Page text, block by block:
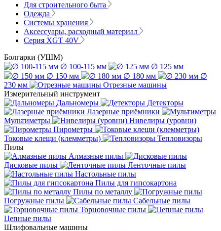
Для строительного быта
Одежда
Системы хранения
Аксессуары, расходный материал
Серия XGT 40V
Болгарки (УШМ)
∅ 100-115 мм
∅ 125 мм
∅ 150 мм
∅ 180 мм
∅
230 мм
Отрезные машины
Измерительный инструмент
Дальномеры
Детекторы
Лазерные приёмники
Мультиметры
Нивелиры (уровни)
Пирометры
Токовые клещи (клемметры)
Тепловизоры
Пилы
Алмазные пилы
Дисковые пилы
Ленточные пилы
Настольные пилы
Пилы для гипсокартона
Пилы по металлу
Погружные пилы
Сабельные пилы
Торцовочные пилы
Цепные пилы
Шлифовальные машины